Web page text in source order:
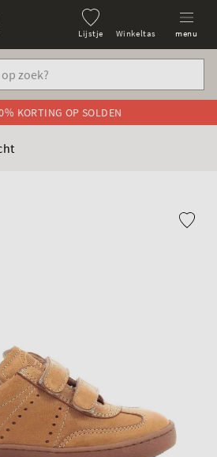
Lijstje Winkeltas menu
KORTING OP SOLDEN